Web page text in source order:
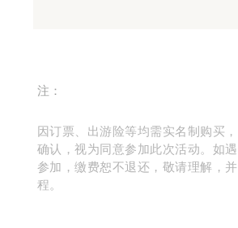
注：
因订票、出游险等均需实名制购买
确认，视为同意参加此次活动。如
参加，缴费恕不退还，敬请理解，
程。